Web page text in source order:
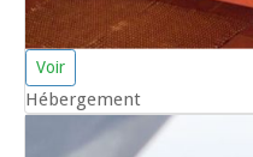
Voir
Hébergement